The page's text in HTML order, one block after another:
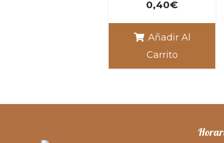
0,40€
Añadir Al
Carrito